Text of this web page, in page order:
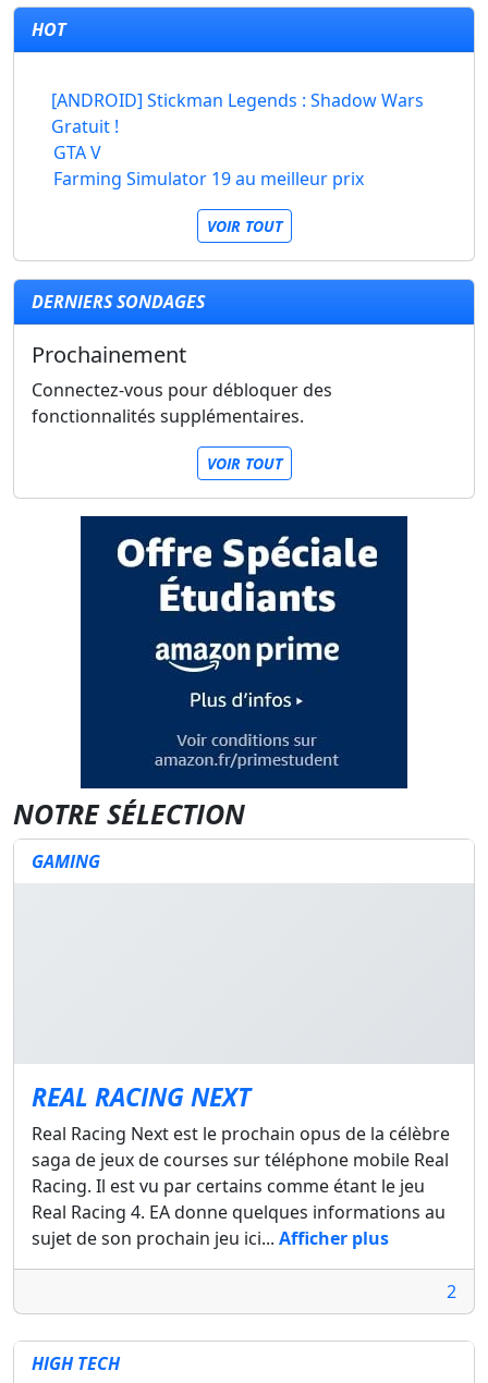
HOT
[ANDROID] Stickman Legends : Shadow Wars
Gratuit !
GTA V
Farming Simulator 19 au meilleur prix
VOIR TOUT
DERNIERS SONDAGES
Prochainement
Connectez-vous pour débloquer des
fonctionnalités supplémentaires.
VOIR TOUT
NOTRE SÉLECTION
GAMING
REAL RACING NEXT
Real Racing Next est le prochain opus de la célèbre
saga de jeux de courses sur téléphone mobile Real
Racing. Il est vu par certains comme étant le jeu
Real Racing 4. EA donne quelques informations au
sujet de son prochain jeu ici... Afficher plus
2
HIGH TECH